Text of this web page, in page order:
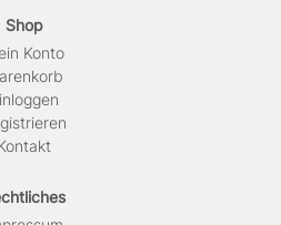
Shop
Konto